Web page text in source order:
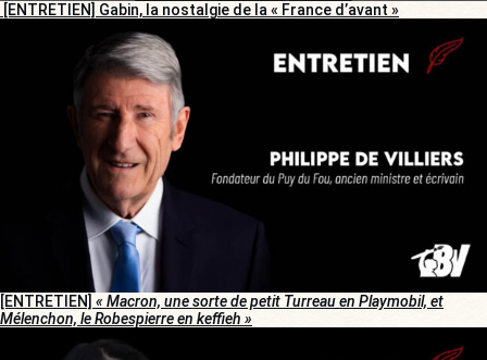
[ENTRETIEN] Gabin, la nostalgie de la « France d’avant »
[ENTRETIEN] « Macron, une sorte de petit Turreau en Playmobil, et
Mélenchon, le Robespierre en keffieh »